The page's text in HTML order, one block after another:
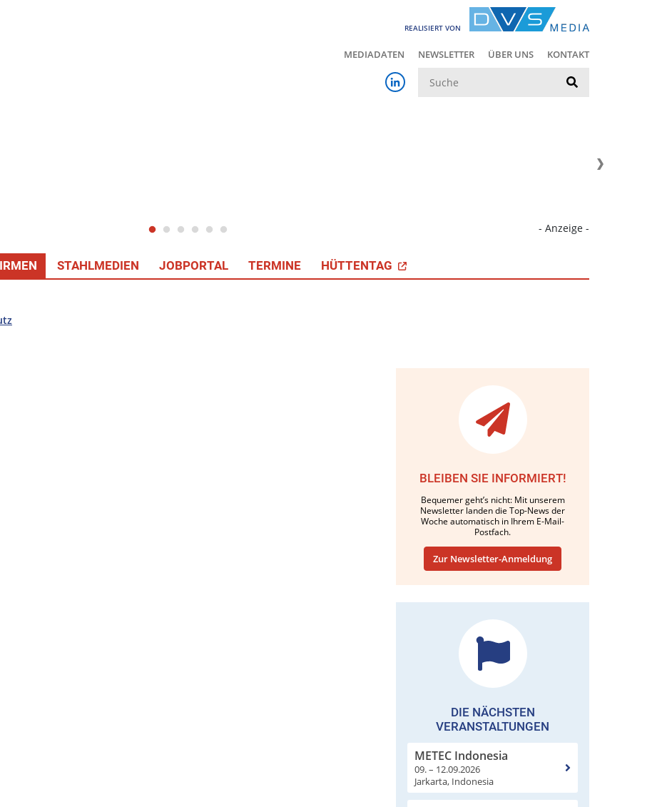
REALISIERT VON
MEDIADATEN NEWSLETTER ÜBER UNS KONTAKT
- Anzeige -
STAHLMEDIEN JOBPORTAL TERMINE HÜTTENTAG
BLEIBEN SIE INFORMIERT!
Bequemer geht’s nicht: Mit unserem
Newsletter landen die Top-News der
Woche automatisch in Ihrem E-Mail-
Postfach.
Zur Newsletter-Anmeldung
DIE NÄCHSTEN
VERANSTALTUNGEN
METEC Indonesia
09. – 12.09.2026
Jarkarta, Indonesia